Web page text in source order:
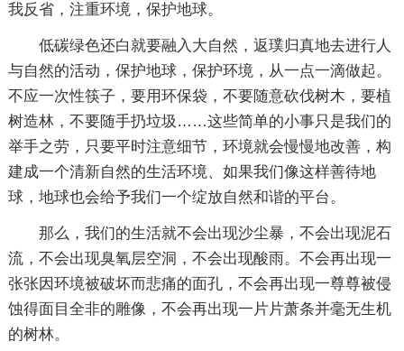
我反省，注重环境，保护地球。
低碳绿色还白就要融入大自然，返璞归真地去进行人
与自然的活动，保护地球，保护环境，从一点一滴做起。
不应一次性筷子，要用环保袋，不要随意砍伐树木，要植
树造林，不要随手扔垃圾……这些简单的小事只是我们的
举手之劳，只要平时注意细节，环境就会慢慢地改善，构
建成一个清新自然的生活环境、如果我们像这样善待地
球，地球也会给予我们一个绽放自然和谐的平台。
那么，我们的生活就不会出现沙尘暴，不会出现泥石
流，不会出现臭氧层空洞，不会出现酸雨。不会再出现一
张张因环境被破坏而悲痛的面孔，不会再出现一尊尊被侵
蚀得面目全非的雕像，不会再出现一片片萧条并毫无生机
的树林。